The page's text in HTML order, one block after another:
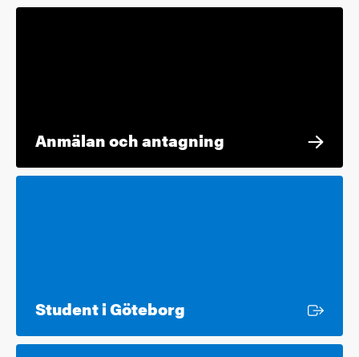
Anmälan och antagning
Student i Göteborg